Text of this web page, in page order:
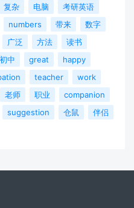
复杂 电脑
考研英语
numbers 带来
数字
广泛 方法
读书
初中 great
happy
teacher
work
老师 职业
companion
suggestion 仓鼠
伴侣